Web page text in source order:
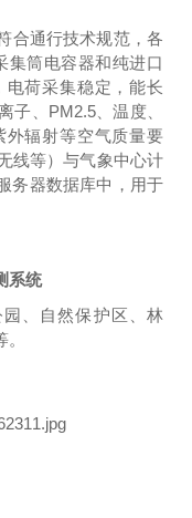
合通行技术规范，各
集筒电容器和纯进口
荷采集稳定，能长
子、PM2.5、温度、
外辐射等空气质量要
线等）与气象中心计
务器数据库中，用于
系统
、自然保护区、林